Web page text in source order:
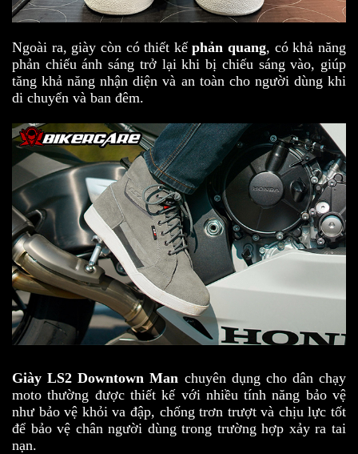
Ngoài ra, giày còn có thiết kếphản quang, có khả năng
phản chiếu ánh sáng trở lại khi bị chiếu sáng vào, giúp
tăng khả năng nhận diện và an toàn cho người dùng khi
di chuyển và ban đêm.
Giày LS2 Downtown Man chuyên dụng cho dân chạy
moto thường được thiết kế với nhiều tính năng bảo vệ
như bảo vệ khỏi va đập, chống trơn trượt và chịu lực tốt
để bảo vệ chân người dùng trong trường hợp xảy ra tai
nạn.